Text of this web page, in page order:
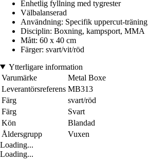
Enhetlig fyllning med tygrester
Välbalanserad
Användning: Specifik uppercut-träning
Disciplin: Boxning, kampsport, MMA
Mått: 60 x 40 cm
Färger: svart/vit/röd
Ytterligare information
Varumärke
Metal Boxe
Leverantörsreferens MB313
Färg
svart/röd
Färg
Svart
Kön
Blandad
Åldersgrupp
Vuxen
Loading...
Loading...